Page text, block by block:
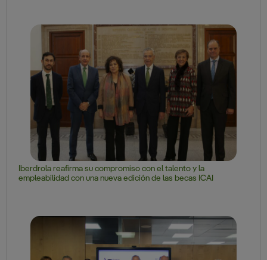
Iberdrola reafirma su compromiso con el talento y la
empleabilidad con una nueva edición de las becas ICAI